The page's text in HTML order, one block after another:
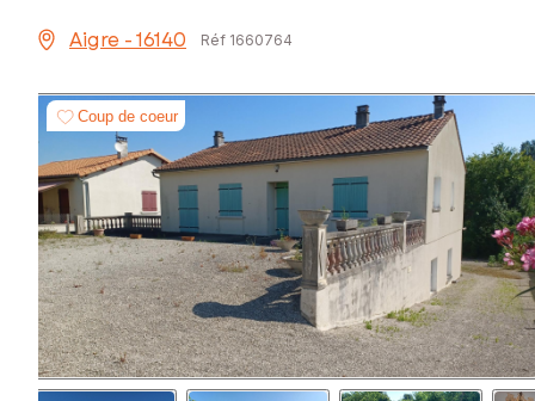
Aigre - 16140 Réf 1660764
Coup de coeur